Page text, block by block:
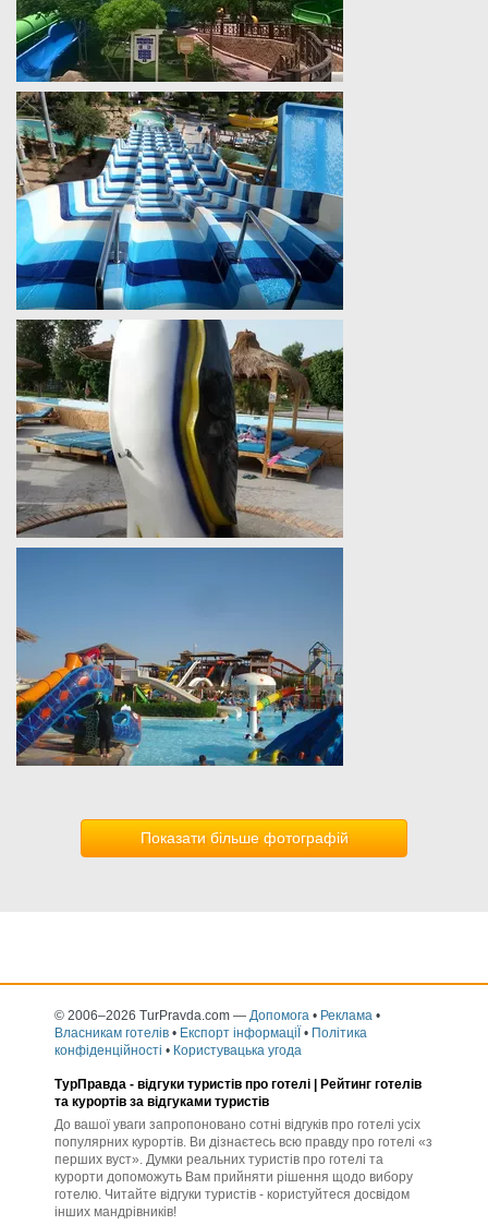
Показати більше фотографій
© 2006–2026 TurPravda.com — Допомога • Реклама •
Власникам готелів • Експорт інформаціЇ • Політика
конфіденційності • Користувацька угода
ТурПравда - відгуки туристів про готелі | Рейтинг готелів
та курортів за відгуками туристів
До вашої уваги запропоновано сотні відгуків про готелі усіх
популярних курортів. Ви дізнаєтесь всю правду про готелі «з
перших вуст». Думки реальних туристів про готелі та
курорти допоможуть Вам прийняти рішення щодо вибору
готелю. Читайте відгуки туристів - користуйтеся досвідом
інших мандрівників!